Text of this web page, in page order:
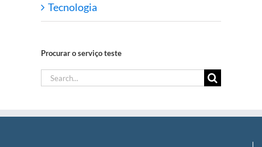
Tecnologia
Procurar o serviço teste
Search